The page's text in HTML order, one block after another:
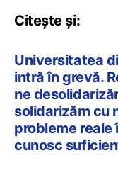
Citește și:
Universitatea
intră în grevă.
ne
solidarizăm cu
probleme reale
cunosc